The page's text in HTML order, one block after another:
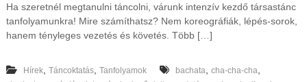
Ha szeretnél megtanulni táncolni, várunk intenzív kezdő társastánc
tanfolyamunkra! Mire számíthatsz? Nem koreográfiák, lépés-sorok,
hanem tényleges vezetés és követés. Több […]
Hírek, Táncoktatás, Tanfolyamok bachata cha-cha-cha